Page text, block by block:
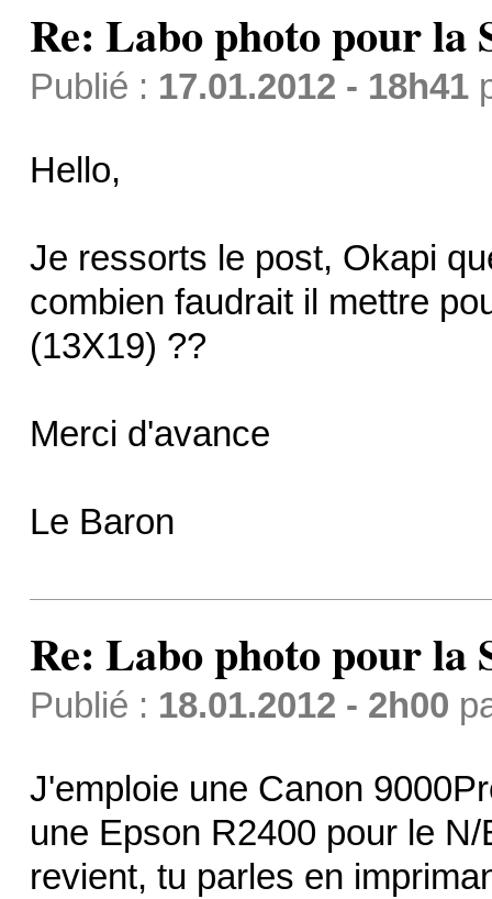
Re: Labo photo pour la
Publié : 17.01.2012 - 18h41
Hello,
Je ressorts le post, Okapi
combien faudrait il mettre
(13X19) ??
Merci d'avance
Le Baron
Re: Labo photo pour la
Publié : 18.01.2012 - 2h00
J'emploie une Canon
une Epson R2400 pour le
revient, tu parles en